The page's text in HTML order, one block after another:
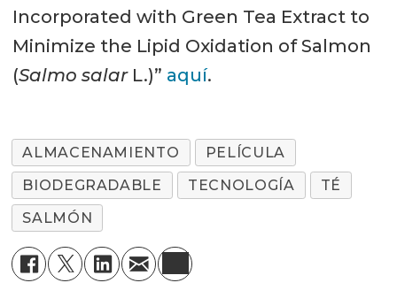
Incorporated with Green Tea Extract to
Minimize the Lipid Oxidation of Salmon
(Salmo salarL.)” aquí.
ALMACENAMIENTO
PELÍCULA
BIODEGRADABLE
TECNOLOGÍA
TÉ
SALMÓN